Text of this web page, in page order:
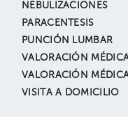
NEBULIZACIONES
PARACENTESIS
PUNCIÓN LUMBAR
VALORACIÓN
VALORACIÓN
VISITA A DOMICILIO